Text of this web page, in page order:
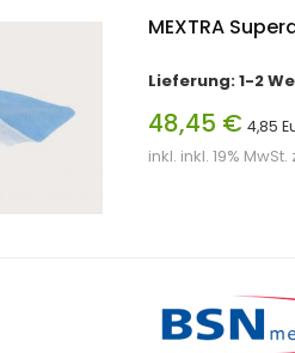
MEXTRA
Lieferung: 1-2
48,45 € 4,85
inkl. inkl. 19% MwSt.